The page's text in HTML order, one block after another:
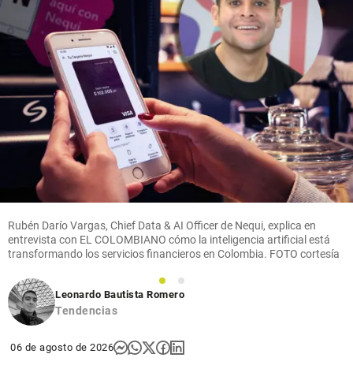
Mundo
Han muerto
más de 300
niños por
ébola en
República
Democrática
del Congo
Rubén Darío Vargas, Chief Data & AI Officer de Nequi, explica en
entrevista con EL COLOMBIANO cómo la inteligencia artificial está
transformando los servicios financieros en Colombia. FOTO cortesía
1
2
Leonardo Bautista Romero
Tendencias
06 de agosto de 2026